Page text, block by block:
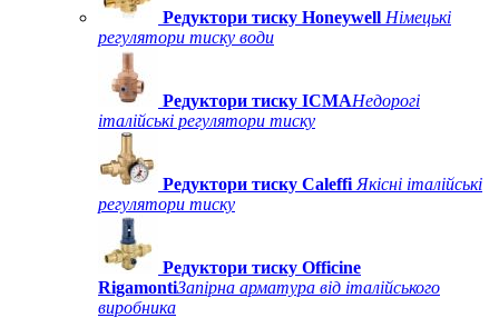
Редуктори тиску Honeywell Німецькі
регулятори тиску води
Редуктори тиску ICMAНедорогі
італійські регулятори тиску
Редуктори тиску Caleffi Якісні італійські
регулятори тиску
Редуктори тиску Officine
RigamontiЗапірна арматура від італійського
виробника